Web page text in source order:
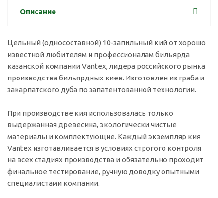
Описание
Цельный (односоставной) 10-запильный кий от хорошо
известной любителям и профессионалам бильярда
казанской компании Vantex, лидера российского рынка
производства бильярдных киев. Изготовлен из граба и
закарпатского дуба по запатентованной технологии.
При производстве кия использовалась только
выдержанная древесина, экологически чистые
материалы и комплектующие. Каждый экземпляр кия
Vantex изготавливается в условиях строгого контроля
на всех стадиях производства и обязательно проходит
финальное тестирование, ручную доводку опытными
специалистами компании.